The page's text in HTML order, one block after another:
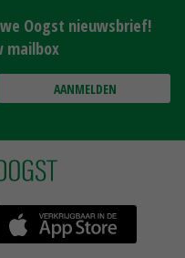
Oogst nieuwsbrief!
mailbox
AANMELDEN